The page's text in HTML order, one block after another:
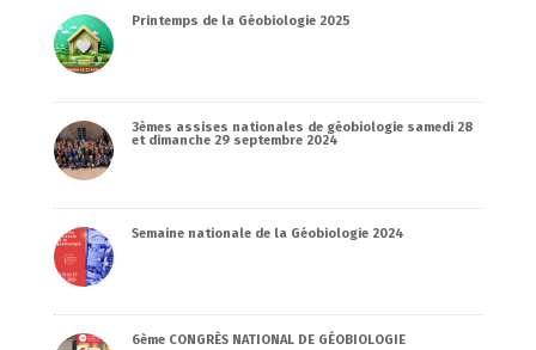
Printemps de la Géobiologie 2025
3èmes assises nationales de géobiologie samedi 28
et dimanche 29 septembre 2024
Semaine nationale de la Géobiologie 2024
6ème CONGRÈS NATIONAL DE GÉOBIOLOGIE